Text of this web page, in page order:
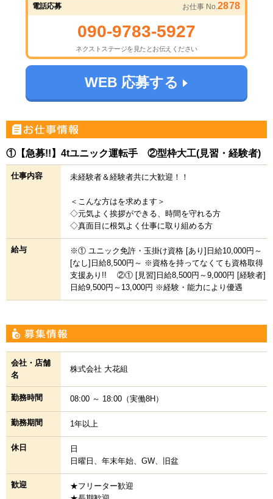
電話応募 お仕事 No.2878
090-9783-5927
ネクストステージを見たとお伝えください
WEB 応募する
①【急募!!】4tユニック運転手 ②型枠大工(見習・経験者)
仕事内容 未経験者＆経験者共に大歓迎！！
＜こんな方はを求めます＞
◇元気よく挨拶ができる、時間を守れる方
◇真面目に根気よく仕事に取り組める方
給与
※① ユニック免許・玉掛け資格 [あり]日給10,000円～
[なし]日給8,500円～ ※資格を持ってなくても資格取得
支援あり!! ②① [見習]日給8,500円～9,000円 [経験者]
日給9,500円～13,000円 ※経験・能力により優遇
会社・店舗
名
株式会社 大花組
勤務時間 08:00 ～ 18:00（実働8H）
勤務期間 1年以上
休日
日
日曜日、年末年始、GW、旧盆
歓迎
★フリーター歓迎